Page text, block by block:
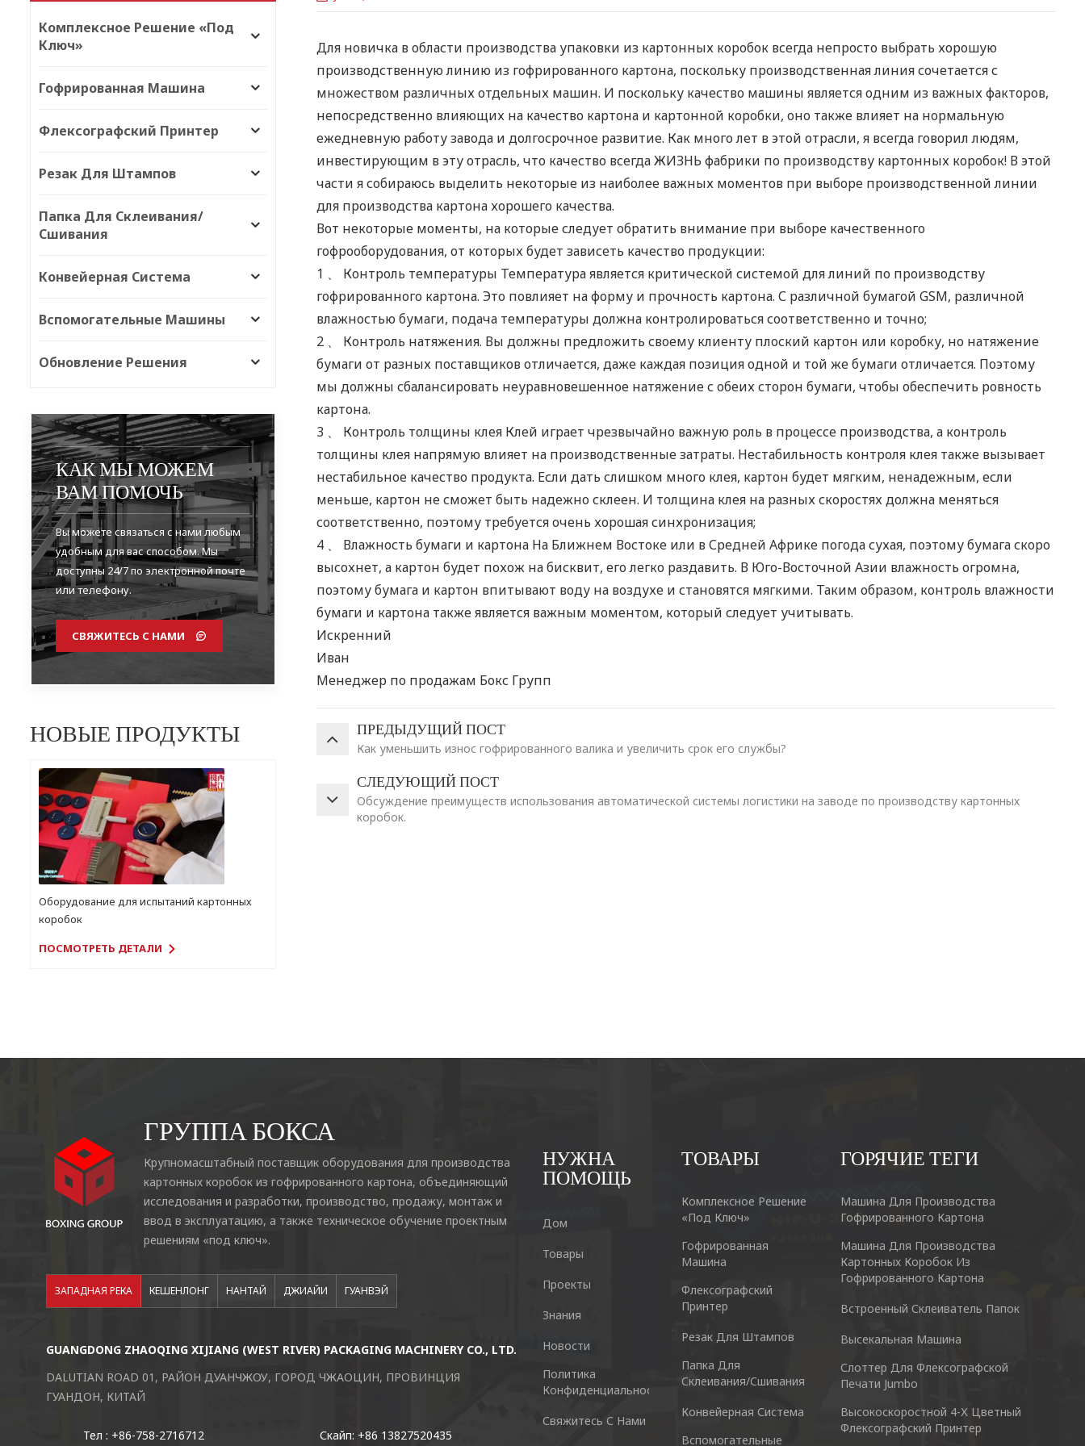
Для новичка в области производства упаковки из картонных коробок всегда непросто выбрать хорошую
производственную линию из гофрированного картона, поскольку производственная линия сочетается с
множеством различных отдельных машин. И поскольку качество машины является одним из важных факторов,
непосредственно влияющих на качество картона и картонной коробки, оно также влияет на нормальную
ежедневную работу завода и долгосрочное развитие. Как много лет в этой отрасли, я всегда говорил людям,
инвестирующим в эту отрасль, что качество всегда ЖИЗНЬ фабрики по производству картонных коробок! В этой
части я собираюсь выделить некоторые из наиболее важных моментов при выборе производственной линии
для производства картона хорошего качества.
Вот некоторые моменты, на которые следует обратить внимание при выборе качественного
гофрооборудования, от которых будет зависеть качество продукции:
1 、 Контроль температуры Температура является критической системой для линий по производству
гофрированного картона. Это повлияет на форму и прочность картона. С различной бумагой GSM, различной
влажностью бумаги, подача температуры должна контролироваться соответственно и точно;
2 、 Контроль натяжения. Вы должны предложить своему клиенту плоский картон или коробку, но натяжение
бумаги от разных поставщиков отличается, даже каждая позиция одной и той же бумаги отличается. Поэтому
мы должны сбалансировать неуравновешенное натяжение с обеих сторон бумаги, чтобы обеспечить ровность
картона.
3 、 Контроль толщины клея Клей играет чрезвычайно важную роль в процессе производства, а контроль
толщины клея напрямую влияет на производственные затраты. Нестабильность контроля клея также вызывает
нестабильное качество продукта. Если дать слишком много клея, картон будет мягким, ненадежным, если
меньше, картон не сможет быть надежно склеен. И толщина клея на разных скоростях должна меняться
соответственно, поэтому требуется очень хорошая синхронизация;
4 、 Влажность бумаги и картона На Ближнем Востоке или в Средней Африке погода сухая, поэтому бумага скоро
высохнет, а картон будет похож на бисквит, его легко раздавить. В Юго-Восточной Азии влажность огромна,
поэтому бумага и картон впитывают воду на воздухе и становятся мягкими. Таким образом, контроль влажности
бумаги и картона также является важным моментом, который следует учитывать.
Искренний
Иван
Менеджер по продажам Бокс Групп
ПРЕДЫДУЩИЙ ПОСТ
Как уменьшить износ гофрированного валика и увеличить срок его службы?
СЛЕДУЮЩИЙ ПОСТ
Обсуждение преимуществ использования автоматической системы логистики на заводе по производству картонных
коробок.
Комплексное Решение «под
Ключ»
Гофрированная Машина
Флексографский Принтер
Резак Для Штампов
Папка Для Склеивания/
Сшивания
Конвейерная Система
Вспомогательные Машины
Обновление Решения
КАК МЫ МОЖЕМ
ВАМ ПОМОЧЬ
Вы можете связаться с нами любым
удобным для вас способом. Мы
доступны 24/7 по электронной почте
или телефону.
СВЯЖИТЕСЬ С НАМИ
НОВЫЕ ПРОДУКТЫ
Оборудование для испытаний картонных
коробок
ПОСМОТРЕТЬ ДЕТАЛИ
ГРУППА БОКСА
Крупномасштабный поставщик оборудования для производства
картонных коробок из гофрированного картона, объединяющий
исследования и разработки, производство, продажу, монтаж и
ввод в эксплуатацию, а также техническое обучение проектным
решениям «под ключ».
ЗАПАДНАЯ РЕКА КЕШЕНЛОНГ НАНТАЙ ДЖИАЙИ ГУАНВЭЙ
GUANGDONG ZHAOQING XIJIANG (WEST RIVER) PACKAGING MACHINERY CO., LTD.
DALUTIAN ROAD 01, РАЙОН ДУАНЧЖОУ, ГОРОД ЧЖАОЦИН, ПРОВИНЦИЯ
ГУАНДОН, КИТАЙ
Тел : +86-758-2716712 Скайп: +86 13827520435
Guangzhou Keshenglong Carton Packing Machine Co.,Ltd.
NO.77 Xieshi Road Zhongcun Town Panyu District Guangzhou Guangdong 511495 China
Tel : +86-20-84771416 Скайп: +86 13928828361
НУЖНА
ПОМОЩЬ
Дом
Товары
Проекты
Знания
Новости
Политика
Конфиденциальности
Свяжитесь С Нами
ТОВАРЫ
Комплексное Решение
«под Ключ»
Гофрированная
Машина
Флексографский
Принтер
Резак Для Штампов
Папка Для
Склеивания/сшивания
Конвейерная Система
Вспомогательные
ГОРЯЧИЕ ТЕГИ
Машина Для Производства
Гофрированного Картона
Машина Для Производства
Картонных Коробок Из
Гофрированного Картона
Встроенный Склеиватель Папок
Высекальная Машина
Слоттер Для Флексографской
Печати Jumbo
Высокоскоростной 4-Х Цветный
Флексографский Принтер